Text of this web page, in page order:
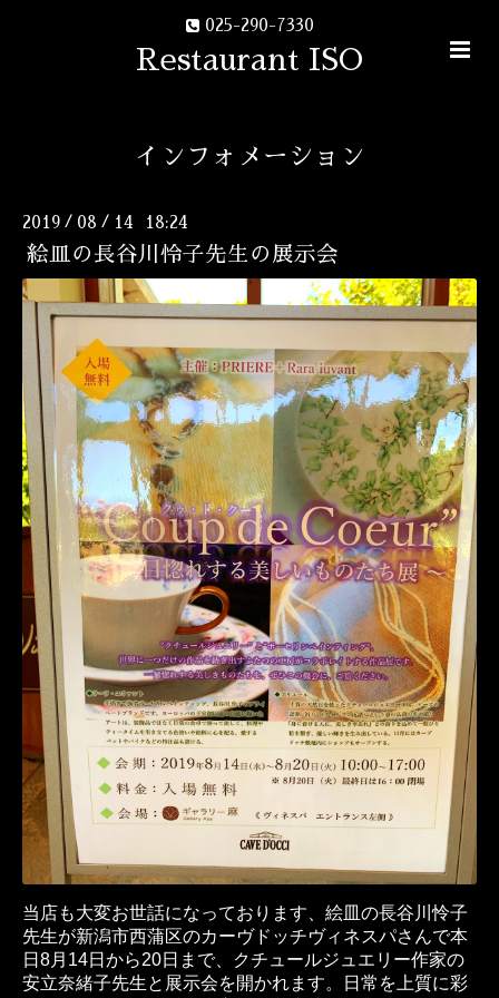
025-290-7330
Restaurant ISO
インフォメーション
2019 / 08 / 14 18:24
絵皿の長谷川怜子先生の展示会
当店も大変お世話になっております、絵皿の長谷川怜子
先生が新潟市西蒲区のカーヴドッチヴィネスパさんで本
日8月14日から20日まで、クチュールジュエリー作家の
安立奈緒子先生と展示会を開かれます。日常を上質に彩